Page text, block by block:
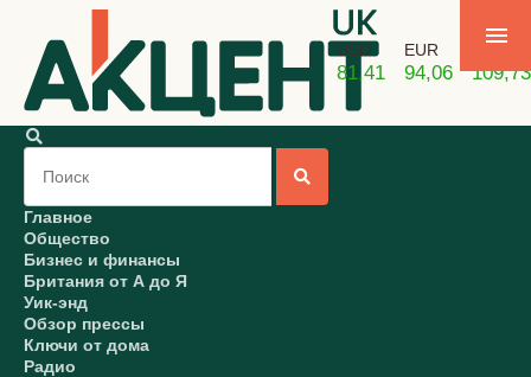
USD
81,41
EUR
94,06 109,73
Главное
Общество
Бизнес и финансы
Британия от А до Я
Уик-энд
Обзор прессы
Ключи от дома
Радио